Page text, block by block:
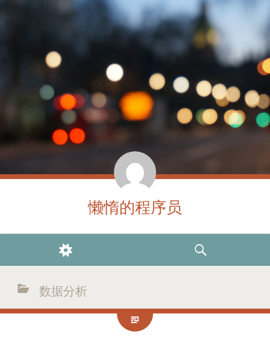
懒惰的程序员
WIDGETS
SEARCH
数据分析